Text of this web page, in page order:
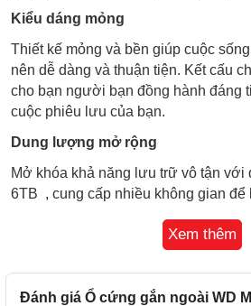
Kiểu dáng mỏng
Thiết kế mỏng và bền giúp cuộc
nên dễ dàng và thuận tiện. Kết cấu
cho bạn người bạn đồng hành đáng
cuộc phiêu lưu của bạn.
Dung lượng mở rộng
Mở khóa khả năng lưu trữ vô tận với
6TB , cung cấp nhiều không gian để
giúp bạn giữ mọi thứ an toàn trong
Lên lịch sao lưu các tệp quý giá của
Xem thêm
Đánh giá Ổ cứng gắn ngoài WD